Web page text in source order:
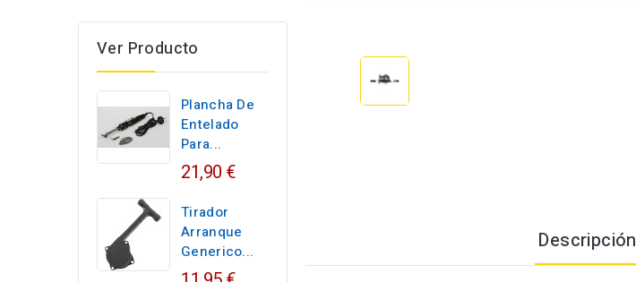
Ver Producto
Plancha De
Entelado
Para...
21,90 €
Tirador
Arranque
Generico...
Descripción